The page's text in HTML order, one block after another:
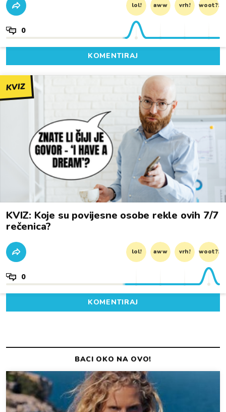
lol! aww vrh! woot?!
0
KOMENTIRAJ
KVIZ
KVIZ: Koje su povijesne osobe rekle ovih 7/7
rečenica?
lol! aww vrh! woot?!
0
KOMENTIRAJ